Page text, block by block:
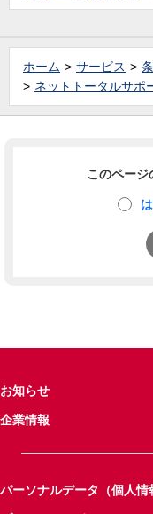
ホーム サービス
ネットトータルサポ
このページ
お知らせ
企業情報
パーソナルデータ（個人情